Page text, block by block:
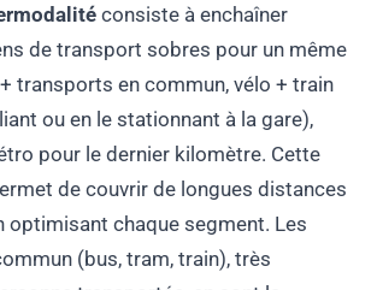
consiste à enchaîner
de transport sobres pour un même
transports en commun, vélo + train
ou en le stationnant à la gare),
pour le dernier kilomètre. Cette
de couvrir de longues distances
optimisant chaque segment. Les
(bus, tram, train), très